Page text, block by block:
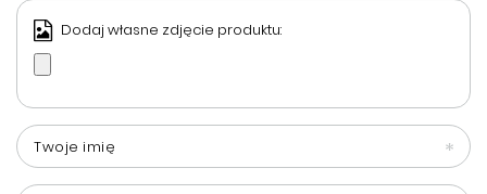
Dodaj własne zdjęcie produktu:
Twoje imię